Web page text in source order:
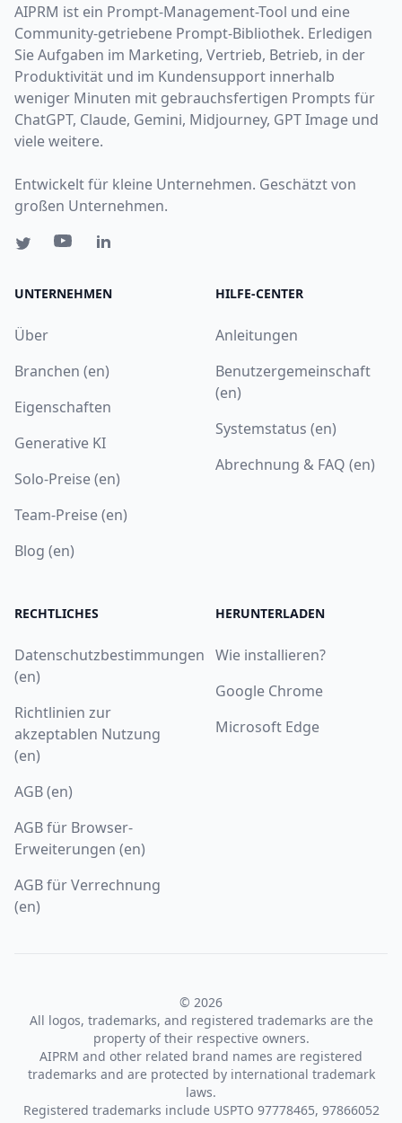
AIPRM ist ein Prompt-Management-Tool und eine
Community-getriebene Prompt-Bibliothek. Erledigen
Sie Aufgaben im Marketing, Vertrieb, Betrieb, in der
Produktivität und im Kundensupport innerhalb
weniger Minuten mit gebrauchsfertigen Prompts für
ChatGPT, Claude, Gemini, Midjourney, GPT Image und
viele weitere.
Entwickelt für kleine Unternehmen. Geschätzt von
großen Unternehmen.
UNTERNEHMEN
Über
Branchen (en)
Eigenschaften
Generative KI
Solo-Preise (en)
Team-Preise (en)
Blog (en)
HILFE-CENTER
Anleitungen
Benutzergemeinschaft
(en)
Systemstatus (en)
Abrechnung & FAQ (en)
RECHTLICHES
Datenschutzbestimmungen
(en)
Richtlinien zur
akzeptablen Nutzung
(en)
AGB (en)
AGB für Browser-
Erweiterungen (en)
AGB für Verrechnung
(en)
HERUNTERLADEN
Wie installieren?
Google Chrome
Microsoft Edge
© 2026
All logos, trademarks, and registered trademarks are the
property of their respective owners.
AIPRM and other related brand names are registered
trademarks and are protected by international trademark
laws.
Registered trademarks include USPTO 97778465, 97866052